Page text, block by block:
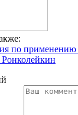
по применению